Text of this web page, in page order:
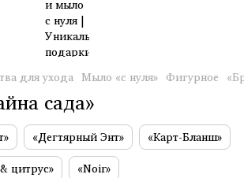
для ухода Мыло «с нуля» Фигурное
сада»
«Дегтярный Энт»
«Карт-Бланш»
цитрус»
«Noir»